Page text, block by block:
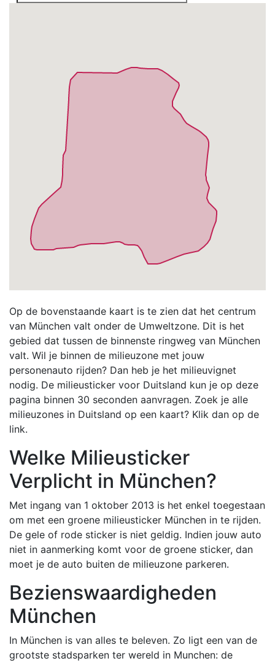
Op de bovenstaande kaart is te zien dat het centrum
van München valt onder de Umweltzone. Dit is het
gebied dat tussen de binnenste ringweg van München
valt. Wil je binnen de milieuzone met jouw
personenauto rijden? Dan heb je het milieuvignet
nodig. De milieusticker voor Duitsland kun je op deze
pagina binnen 30 seconden aanvragen. Zoek je alle
milieuzones in Duitsland op een kaart? Klik dan op de
link.
Welke Milieusticker
Verplicht in München?
Met ingang van 1 oktober 2013 is het enkel toegestaan
om met een groene milieusticker München in te rijden.
De gele of rode sticker is niet geldig. Indien jouw auto
niet in aanmerking komt voor de groene sticker, dan
moet je de auto buiten de milieuzone parkeren.
Bezienswaardigheden
München
In München is van alles te beleven. Zo ligt een van de
grootste stadsparken ter wereld in Munchen: de